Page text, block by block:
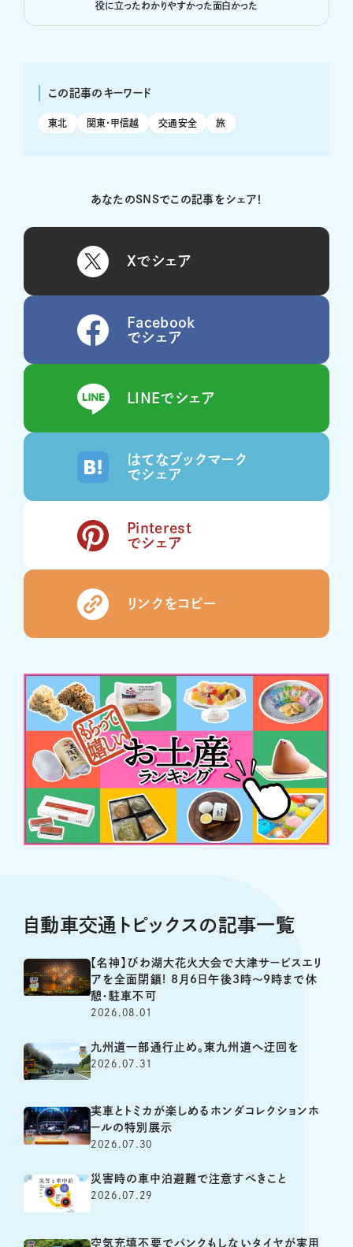
役に立ったわかりやすかった面白かった
この記事のキーワード
東北 関東・甲信越 交通安全 旅
あなたのSNSでこの記事をシェア！
Xでシェア
Facebook
でシェア
LINEでシェア
はてなブックマーク
でシェア
Pinterest
でシェア
リンクをコピー
自動車交通トピックスの記事一覧
【名神】びわ湖大花火大会で大津サービスエリ
アを全面閉鎖! 8月6日午後3時～9時まで休
憩・駐車不可
2026.08.01
九州道一部通行止め。東九州道へ迂回を
2026.07.31
実車とトミカが楽しめるホンダコレクションホ
ールの特別展示
2026.07.30
災害時の車中泊避難で注意すべきこと
2026.07.29
空気充填不要でパンクもしないタイヤが実用